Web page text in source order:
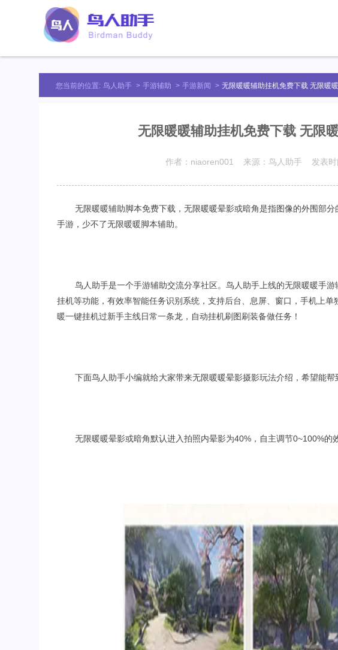
您当前的位置: 鸟人助手 > 手游辅助 > 手游新闻 > 无限暖暖辅助挂机免费下载 无限暖
无限暖暖辅助挂机免费下载 无限
作者：niaoren001 来源：鸟人助手 发表时
无限暖暖辅助脚本免费下载，无限暖暖晕影或暗角是指图像的外围部
手游，少不了无限暖暖脚本辅助。
鸟人助手是一个手游辅助交流分享社区。鸟人助手上线的无限暖暖手
挂机等功能，有效率智能任务识别系统，支持后台、息屏、窗口，手机上
暖一键挂机过新手主线日常一条龙，自动挂机刷图刷装备做任务！
下面鸟人助手小编就给大家带来无限暖暖晕影摄影玩法介绍，希望能帮
无限暖暖晕影或暗角默认进入拍照内晕影为40%，自主调节0~100%的